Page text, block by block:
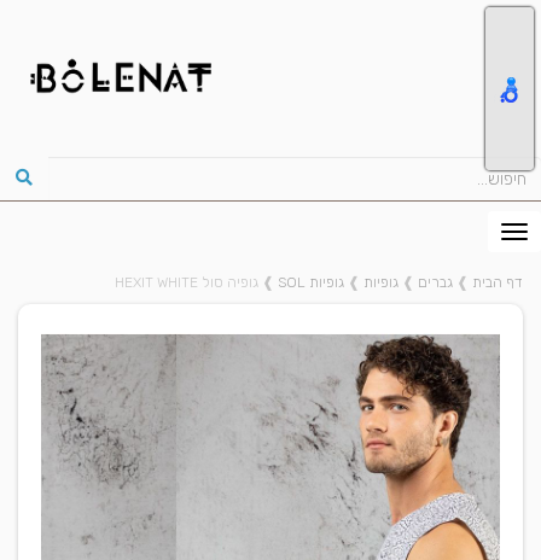
דף הבית ❱ גברים ❱ גופיות ❱ גופיות SOL ❱ גופיה סול HEXIT WHITE